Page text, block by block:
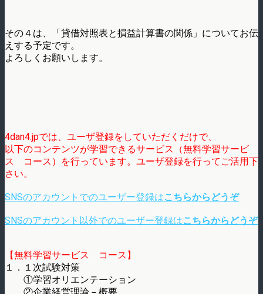
その４は、「貸借対照表と損益計算書の関係」についてお伝
えする予定です。
よろしくお願いします。
4dan4.jpでは、ユーザ登録をしていただくだけで、
以下のコンテンツが学習できるサービス（無料学習サービ
ス コース）を行っています。ユーザ登録を行ってご活用下
さい。
SNSのアカウントでのユーザー登録はこちらからどうぞ
SNSのアカウント以外でのユーザー登録はこちらからどうぞ
【無料学習サービス コース】
１．１次試験対策
①学習オリエンテーション